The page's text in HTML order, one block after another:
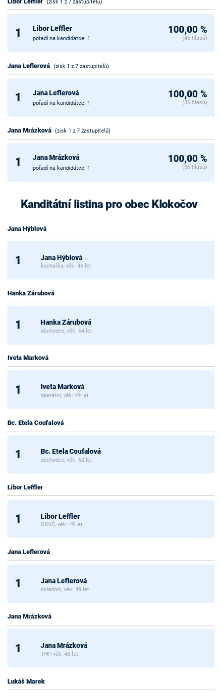
(zisk 1 z 7 zastupitelů)
1 Libor Leffler
pořadí na kandidátce: 1
100,00 %
(45 hlasů)
Jana Leflerová (zisk 1 z 7 zastupitelů)
1 Jana Leflerová
pořadí na kandidátce: 1
100,00 %
(36 hlasů)
Jana Mrázková (zisk 1 z 7 zastupitelů)
1 Jana Mrázková
pořadí na kandidátce: 1
100,00 %
(36 hlasů)
Kanditátní listina pro obec Klokočov
Jana Hýblová
1 Jana Hýblová
kuchařka, věk: 46 let
Hanka Zárubová
1 Hanka Zárubová
důchodce, věk: 64 let
Iveta Marková
1 Iveta Marková
operátor, věk: 49 let
Bc. Etela Coufalová
1 Bc. Etela Coufalová
důchodce, věk: 62 let
Libor Leffler
1 Libor Leffler
OSVČ, věk: 49 let
Jana Leflerová
1 Jana Leflerová
skladník, věk: 49 let
Jana Mrázková
1 Jana Mrázková
THP, věk: 45 let
Lukáš Marek